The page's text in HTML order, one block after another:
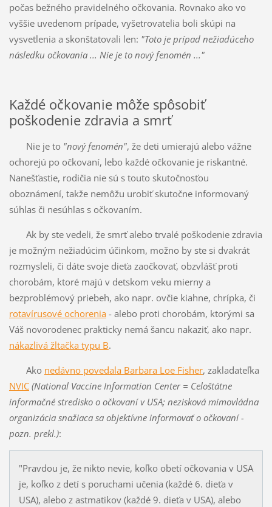
počas bežného pravidelného očkovania. Rovnako ako vo
vyššie uvedenom prípade, vyšetrovatelia boli skúpi na
vysvetlenia a skonštatovali len: "Toto je prípad nežiadúceho
následku očkovania ... Nie je to nový fenomén ..."
Každé očkovanie môže spôsobiť
poškodenie zdravia a smrť
Nie je to "nový fenomén", že deti umierajú alebo vážne
ochorejú po očkovaní, lebo každé očkovanie je riskantné.
Nanešťastie, rodičia nie sú s touto skutočnosťou
oboznámení, takže nemôžu urobiť skutočne informovaný
súhlas či nesúhlas s očkovaním.
Ak by ste vedeli, že smrť alebo trvalé poškodenie zdravia
je možným nežiadúcim účinkom, možno by ste si dvakrát
rozmysleli, či dáte svoje dieťa zaočkovať, obzvlášť proti
chorobám, ktoré majú v detskom veku mierny a
bezproblémový priebeh, ako napr. ovčie kiahne, chrípka, či
rotavírusové ochorenia- alebo proti chorobám, ktorými sa
Váš novorodenec prakticky nemá šancu nakaziť, ako napr.
nákazlivá žltačka typu B.
Ako nedávno povedala Barbara Loe Fisher, zakladateľka
NVIC (National Vaccine Information Center = Celoštátne
informačné stredisko o očkovaní v USA; nezisková mimovládna
organizácia snažiaca sa objektívne informovať o očkovaní -
pozn. prekl.):
"Pravdou je, že nikto nevie, koľko obetí očkovania v USA
je, koľko z detí s poruchami učenia (každé 6. dieťa v
USA), alebo z astmatikov (každé 9. dieťa v USA), alebo